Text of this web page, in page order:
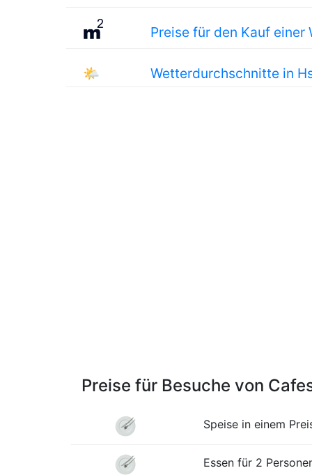
Preise für den Kauf einer
🌤 Wetterdurchschnitte in
Preise für Besuche von
Speise in einem
Essen für 2